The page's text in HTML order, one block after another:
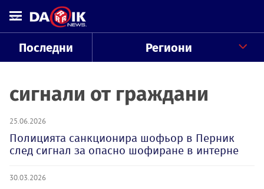
Последни Региони
сигнали от граждани
25.06.2026
Полицията санкционира шофьор в Перник
след сигнал за опасно шофиране в интерне
30.03.2026